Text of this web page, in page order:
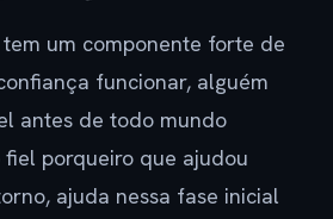
um componente forte de
funcionar, alguém
antes de todo mundo
fiel porqueiro que ajudou
ajuda nessa fase inicial